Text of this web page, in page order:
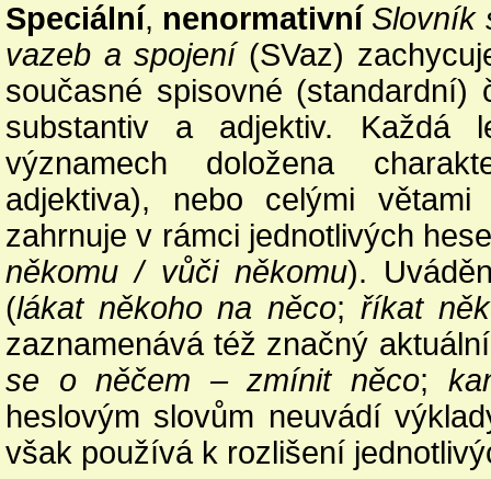
Speciální, nenormativní Slovník
vazeb a spojení(SVaz)
současné spisovné
substantiv a adjektiv. Každá
významech doložena
adjektiva), nebo celými
zahrnuje v rámci jednotlivých
někomu / vůči někomu).
(lákat někoho na něco; říkat
zaznamenává též značný
se o něčem – zmínit něco;
heslovým slovům neuvádí
však používá k rozlišení